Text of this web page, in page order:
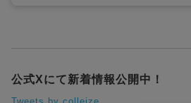
公式Xにて新着情報公開中！